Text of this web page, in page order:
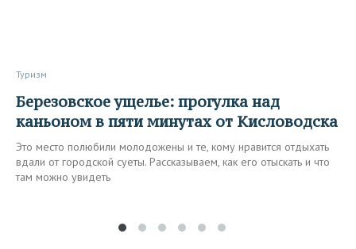
Туризм
Березовское ущелье: прогулка над
каньоном в пяти минутах от Кисловодска
Это место полюбили молодожены и те, кому нравится отдыхать
вдали от городской суеты. Рассказываем, как его отыскать и что
там можно увидеть